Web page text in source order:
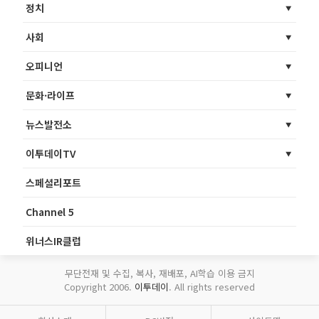
정치
사회
오피니언
문화·라이프
뉴스발전소
이투데이TV
스페셜리포트
Channel 5
위너스IR클럽
무단전재 및 수집, 복사, 재배포, AI학습 이용 금지
Copyright 2006. 이투데이. All rights reserved